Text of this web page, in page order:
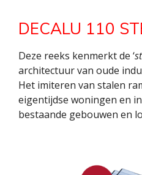
DECALU 110
Deze reeks kenmerkt de ‘
architectuur van oude
Het imiteren van stalen
eigentijdse woningen en
bestaande gebouwen en